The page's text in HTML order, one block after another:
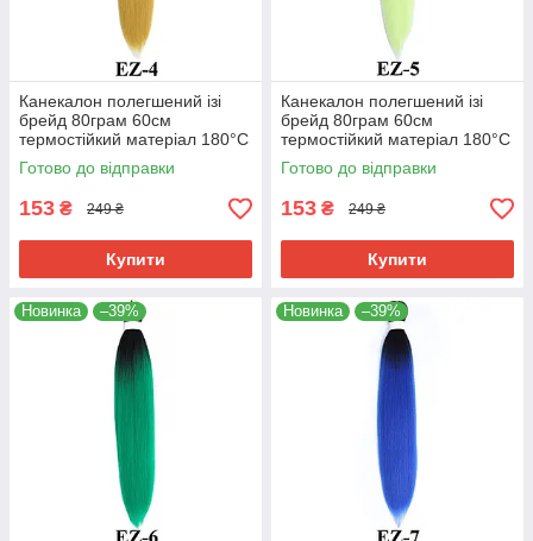
Канекалон полегшений ізі
брейд 80грам 60см
термостійкий матеріал 180°C
EZ-4 хвіст омбре Easy Braid
Готово до відправки
153 ₴ 249 ₴
Купити
Канекалон полегшений ізі
брейд 80грам 60см
термостійкий матеріал 180°C
EZ-5 хвіст омбре Easy Braid
Готово до відправки
153 ₴ 249 ₴
Купити
Новинка –39% Новинка –39%